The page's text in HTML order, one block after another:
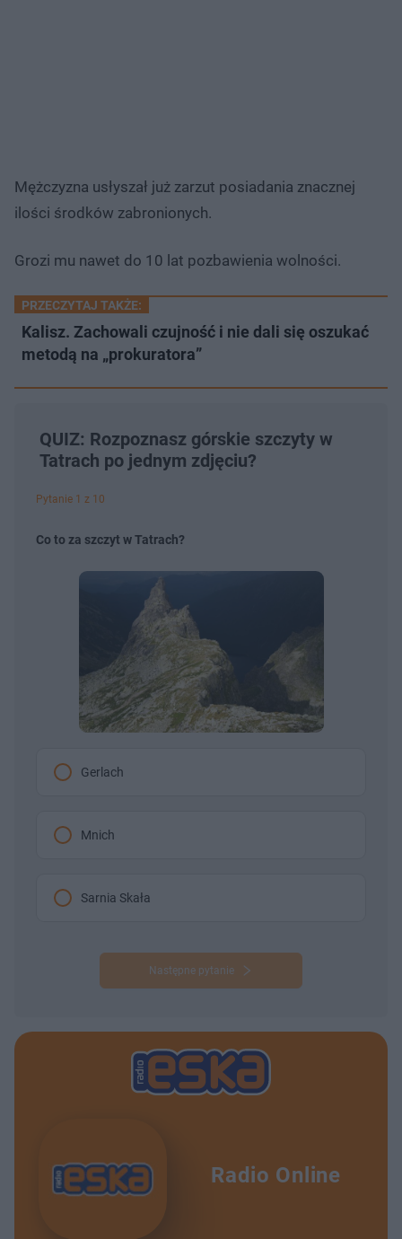
Mężczyzna usłyszał już zarzut posiadania znacznej
ilości środków zabronionych.
Grozi mu nawet do 10 lat pozbawienia wolności.
PRZECZYTAJ TAKŻE:
Kalisz. Zachowali czujność i nie dali się oszukać
metodą na „prokuratora”
QUIZ: Rozpoznasz górskie szczyty w
Tatrach po jednym zdjęciu?
Pytanie 1 z 10
Co to za szczyt w Tatrach?
Gerlach
Mnich
Sarnia Skała
Następne pytanie
Radio Online